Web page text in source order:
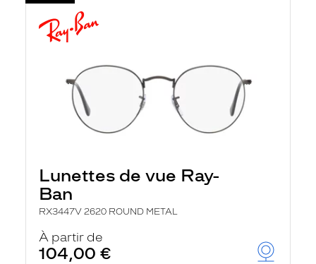
Lunettes de vue Ray-
Ban
RX3447V 2620 ROUND METAL
À partir de
104,00 €